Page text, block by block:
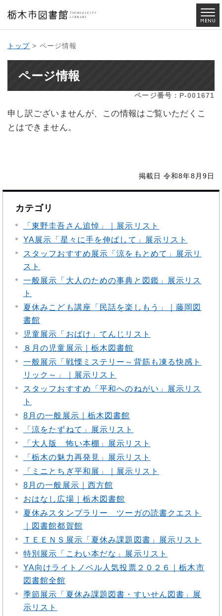
トップ > ページ情報
ページ情報
ページ番号：P-001671
申し訳ございませんが、この情報はご覧いただくこ
とはできません。
掲載日 令和8年8月9日
カテゴリ
「東野圭吾さん追悼」｜展示リスト
YA展示「星々に手を伸ばして」展示リスト
スタッフおすすめ展示「涼をもとめて」展示リ
スト
一般展示「大人のための事典と図鑑」展示リス
ト
夏休みこども講座「民話を楽しもう」｜藤岡図
書館
児童展示「おばけ」てんじリスト
８月の児童展示｜栃木図書館
一般展示「戦慄ミステリー～背筋も凍る快感ト
リック～」｜展示リスト
スタッフおすすめ「平和へのねがい」展示リス
ト
8月の一般展示｜栃木図書館
「涼をたずねて」展示リスト
「大人版 怖い本棚」展示リスト
「栃木の魅力再発見」展示リスト
「ミニとちぎ平和展」｜展示リスト
8月の一般展示｜西方館
おはなし広場｜栃木図書館
夏休みスタンプラリー ツーガの読書クエスト
｜図書館都賀館
ＴＥＥＮＳ展示「夏休み課題図書」展示リスト
特別展示「こわい本だな」展示リスト
YA向けライトノベル人気投票２０２６｜栃木市
図書館全館
季節展示「夏休み課題図書・すいせん図書」展
示リスト